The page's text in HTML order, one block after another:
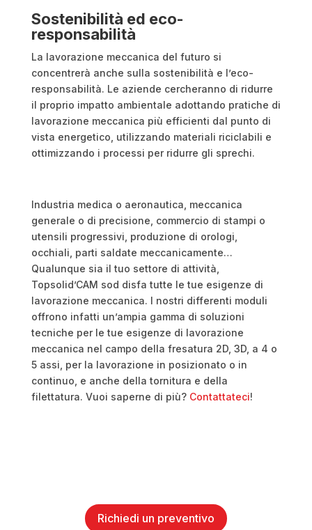
Sostenibilità ed eco-
responsabilità
La lavorazione meccanica del futuro si
concentrerà anche sulla sostenibilità e l’eco-
responsabilità. Le aziende cercheranno di ridurre
il proprio impatto ambientale adottando pratiche di
lavorazione meccanica più efficienti dal punto di
vista energetico, utilizzando materiali riciclabili e
ottimizzando i processi per ridurre gli sprechi.
Industria medica o aeronautica, meccanica
generale o di precisione, commercio di stampi o
utensili progressivi, produzione di orologi,
occhiali, parti saldate meccanicamente…
Qualunque sia il tuo settore di attività,
Topsolid’CAM sod disfa tutte le tue esigenze di
lavorazione meccanica. I nostri differenti moduli
offrono infatti un’ampia gamma di soluzioni
tecniche per le tue esigenze di lavorazione
meccanica nel campo della fresatura 2D, 3D, a 4 o
5 assi, per la lavorazione in posizionato o in
continuo, e anche della tornitura e della
filettatura. Vuoi saperne di più?Contattateci!
Richiedi un preventivo